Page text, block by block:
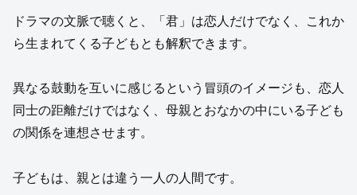
ドラマの文脈で聴くと、「君」は恋人だけでなく、これか
ら生まれてくる子どもとも解釈できます。
異なる鼓動を互いに感じるという冒頭のイメージも、恋人
同士の距離だけではなく、母親とおなかの中にいる子ども
の関係を連想させます。
子どもは、親とは違う一人の人間です。